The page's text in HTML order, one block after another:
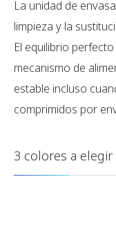
La unidad de
limpieza y la
El equilibrio
mecanismo de
estable incluso
comprimidos por
3 colores a elegir